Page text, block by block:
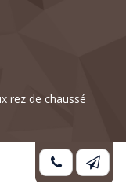
rez de chaussé